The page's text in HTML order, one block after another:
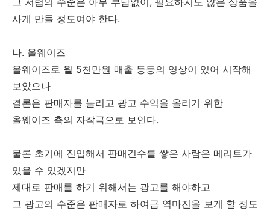
사게 만들 정도여야 한다.
나. 올웨이즈
올웨이즈로 월 5천만원 매출 등등의 영상이 있어 시작해
보았으나
결론은 판매자를 늘리고 광고 수익을 올리기 위한
올웨이즈 측의 자작극으로 보인다.
물론 초기에 진입해서 판매건수를 쌓은 사람은 메리트가
있을 수 있겠지만
제대로 판매를 하기 위해서는 광고를 해야하고
그 광고의 수준은 판매자로 하여금 역마진을 보게 할 정도